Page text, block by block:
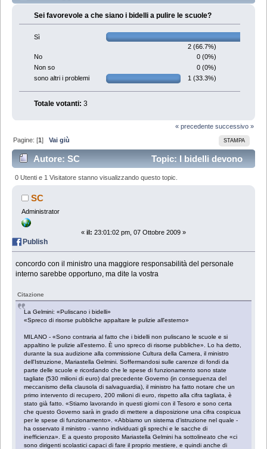
Sei favorevole a che siano i bidelli a pulire le scuole?
Sì
2 (66.7%)
No
0 (0%)
Non so
0 (0%)
sono altri i problemi
1 (33.3%)
Totale votanti: 3
« precedente successivo »
STAMPA
Pagine: [1]Vai giù
Autore: SC
Topic: I bidelli devono
pulire le scuole? (Letto 47616 volte)
0 Utenti e 1 Visitatore stanno visualizzando questo topic.
SC
Administrator
« il: 23:01:02 pm, 07 Ottobre 2009 »
Publish
concordo con il ministro una maggiore responsabilità del personale
interno sarebbe opportuno, ma dite la vostra
Citazione
La Gelmini: «Puliscano i bidelli»
«Spreco di risorse pubbliche appaltare le pulizie all'esterno»
MILANO - «Sono contraria al fatto che i bidelli non puliscano le scuole e si
appaltino le pulizie all'esterno. È uno spreco di risorse pubbliche». Lo ha detto,
durante la sua audizione alla commissione Cultura della Camera, il ministro
dell'Istruzione, Mariastella Gelmini. Soffermandosi sulle carenze di fondi da
parte delle scuole e ricordando che le spese di funzionamento sono state
tagliate (530 milioni di euro) dal precedente Governo (in conseguenza del
meccanismo della clausola di salvaguardia), il ministro ha fatto notare che un
primo intervento di recupero, 200 milioni di euro, rispetto alla cifra tagliata, è
stato già fatto. «Stiamo lavorando in questi giorni con il Tesoro e sono certa
che questo Governo sarà in grado di mettere a disposizione una cifra cospicua
per le spese di funzionamento». «Abbiamo un sistema d'istruzione nel quale -
ha osservato il ministro - vanno individuati gli sprechi e le sacche di
inefficienza». E a questo proposito Mariastella Gelmini ha sottolineato che «ci
sono dirigenti scolastici capaci di fare il proprio mestiere, e quindi anche di